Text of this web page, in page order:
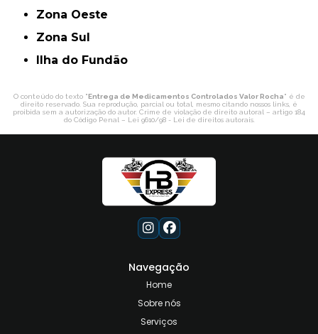
Zona Oeste
Zona Sul
ilha do Fundão
O conteúdo do texto "Entrega de Medicamentos Controlados Valor Rocha" é de
direito reservado. Sua reprodução, parcial ou total, mesmo citando nossos links, é
proibida sem a autorização do autor. Crime de violação de direito autoral – artigo 184
do Código Penal – Lei 9610/98 - Lei de direitos autorais.
Navegação
Home
Sobre nós
Serviços